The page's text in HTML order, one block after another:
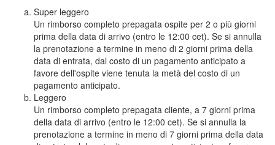
Super leggero
Un rimborso completo prepagata ospite per 2 o più giorni
prima della data di arrivo (entro le 12:00 cet). Se si annulla
la prenotazione a termine in meno di 2 giorni prima della
data di entrata, dal costo di un pagamento anticipato a
favore dell'ospite viene tenuta la metà del costo di un
pagamento anticipato.
Leggero
Un rimborso completo prepagata cliente, a 7 giorni prima
della data di arrivo (entro le 12:00 cet). Se si annulla la
prenotazione a termine in meno di 7 giorni prima della data